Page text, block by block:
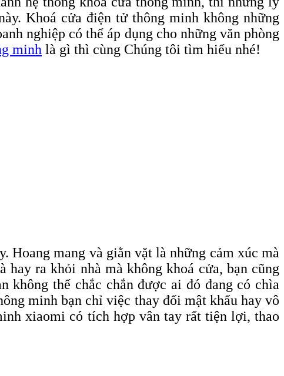
Khoá cửa điện tử thông minh không những
nghiệp có thể áp dụng cho những văn phòng
minh là gì thì cùng Chúng tôi tìm hiểu nhé!
Hoang mang và giằn vặt là những cảm xúc mà
ra khỏi nhà mà không khoá cửa, bạn cũng
không thể chắc chắn được ai đó đang có chìa
minh bạn chỉ việc thay đổi mật khẩu hay vô
xiaomi có tích hợp vân tay rất tiện lợi, thao